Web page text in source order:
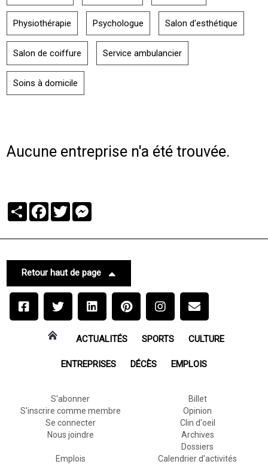
Physiothérapie Psychologue Salon d'esthétique
Salon de coiffure Service ambulancier
Soins à domicile
Aucune entreprise n'a été trouvée.
PartagerFacebook
Twitter
Retour haut de page
ACTUALITÉS SPORTS CULTURE
ENTREPRISES DÉCÈS EMPLOIS
S'abonner
S'inscrire comme membre
Se connecter
Nous joindre
Billet
Opinion
Clin d'oeil
Archives
Dossiers
Emplois
Calendrier d'activités